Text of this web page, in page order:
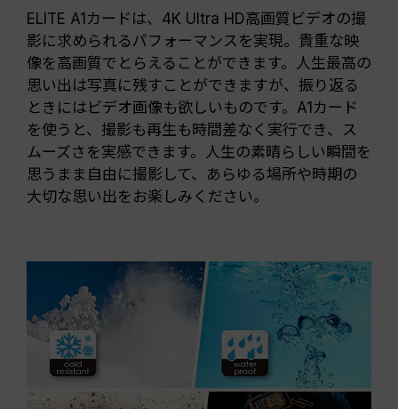
ELITE A1カードは、4K Ultra HD高画質ビデオの撮
影に求められるパフォーマンスを実現。貴重な映
像を高画質でとらえることができます。人生最高の
思い出は写真に残すことができますが、振り返る
ときにはビデオ画像も欲しいものです。A1カード
を使うと、撮影も再生も時間差なく実行でき、ス
ムーズさを実感できます。人生の素晴らしい瞬間を
思うまま自由に撮影して、あらゆる場所や時期の
大切な思い出をお楽しみください。